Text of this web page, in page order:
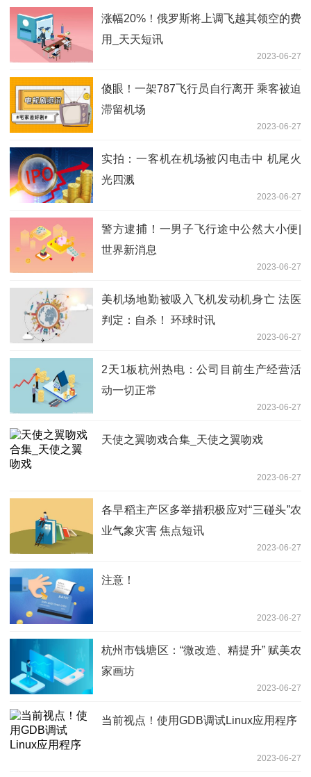
涨幅20%！俄罗斯将上调飞越其领空的费
用_天天短讯
2023-06-27
傻眼！一架787飞行员自行离开 乘客被迫
滞留机场
2023-06-27
实拍：一客机在机场被闪电击中 机尾火
光四溅
2023-06-27
警方逮捕！一男子飞行途中公然大小便|
世界新消息
2023-06-27
美机场地勤被吸入飞机发动机身亡 法医
判定：自杀！ 环球时讯
2023-06-27
2天1板杭州热电：公司目前生产经营活
动一切正常
2023-06-27
天使之翼吻戏合集_天使之翼吻戏
2023-06-27
各早稻主产区多举措积极应对“三碰头”农
业气象灾害 焦点短讯
2023-06-27
注意！
2023-06-27
杭州市钱塘区：“微改造、精提升” 赋美农
家画坊
2023-06-27
当前视点！使用GDB调试Linux应用程序
2023-06-27